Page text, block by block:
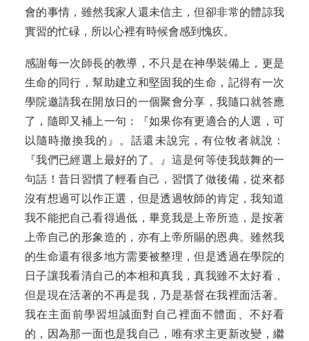
會的事情，雖然我家人還未信主，但卻非常的體諒我
實習的忙碌，所以心裡有時候會感到愧疚。
感謝每一次師長的教導，不只是在神學裝備上，更是
生命的同行，幫助建立和堅固我的生命，記得有一次
學院邀請我在開放日的一個聚會分享，我隨口就答應
了，隨即又補上一句：『如果你有更適合的人選，可
以隨時撤換我的』。話還未說完，有位牧者就說：
『我們已經選上最好的了。』這是何等使我鼓舞的一
句話！昔日習慣了輕看自己，習慣了做後備，從來都
沒有想過可以作正選，但是透過牧師的肯定，我知道
我不能把自己看得過低，畢竟我是上帝所造，是按著
上帝自己的形象造的，亦有上帝所賜的恩典。雖然我
的生命還有很多地方需要被整理，但是透過在學院的
日子讓我看清自己的本相和真我，真我雖不太好看，
但是現在活著的不再是我，乃是基督在我裡面活著。
我在主面前學習坦誠面對自己裡面不體面、不好看
的，因為那一面也是我自己，唯有求主更新改變，繼